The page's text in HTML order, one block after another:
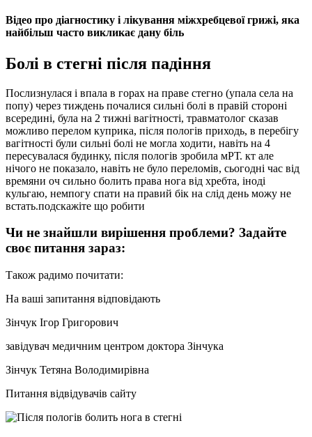
Відео про діагностику і лікування міжхребцевої грижі, яка
найбільш часто викликає дану біль
Болі в стегні після падіння
Послизнулася і впала в горах на праве стегно (упала села на
попу) через тиждень почалися сильні болі в правій стороні
всередині, була на 2 тижні вагітності, травматолог сказав
можливо перелом куприка, після пологів приходь, в перебігу
вагітності були сильні болі не могла ходити, навіть на 4
пересувалася будинку, після пологів зробила мРТ. кт але
нічого не показало, навіть не було переломів, сьогодні час від
времяни оч сильно болить права нога від хребта, іноді
кульгаю, немпогу спати на правий бік на слід день можу не
встать.подскажіте що робити
Чи не знайшли вирішення проблеми? Задайте
своє питання зараз:
Також радимо почитати:
На ваші запитання відповідають
Зінчук Ігор Григорович
завідувач медичним центром доктора Зінчука
Зінчук Тетяна Володимирівна
Питання відвідувачів сайту